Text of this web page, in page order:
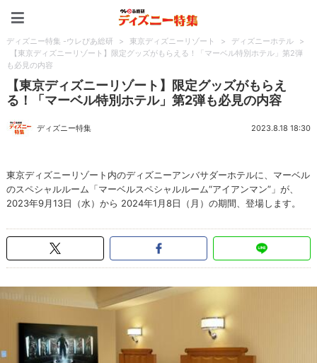
ディズニー特集 -ウレぴあ総研 > 東京ディズニーリゾート > ディズニーホテル
>
【東京ディズニーリゾート】限定グッズがもらえる！「マーベル特別ホテル」第2弾
も必見の内容
【東京ディズニーリゾート】限定グッズがもらえ
る！「マーベル特別ホテル」第2弾も必見の内容
ディズニー特集 2023.8.18 18:30
東京ディズニーリゾート内のディズニーアンバサダーホテルに、マーベル
のスペシャルルーム「マーベルスペシャルルーム“アイアンマン”」が、
2023年9月13日（水）から 2024年1月8日（月）の期間、登場します。